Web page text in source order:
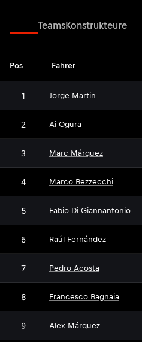
TeamsKonstrukteure
Pos Fahrer
1 Jorge Martin
2 Ai Ogura
3 Marc Márquez
4 Marco Bezzecchi
5 Fabio Di Giannantonio
6 Raúl Fernández
7 Pedro Acosta
8 Francesco Bagnaia
9 Alex Márquez